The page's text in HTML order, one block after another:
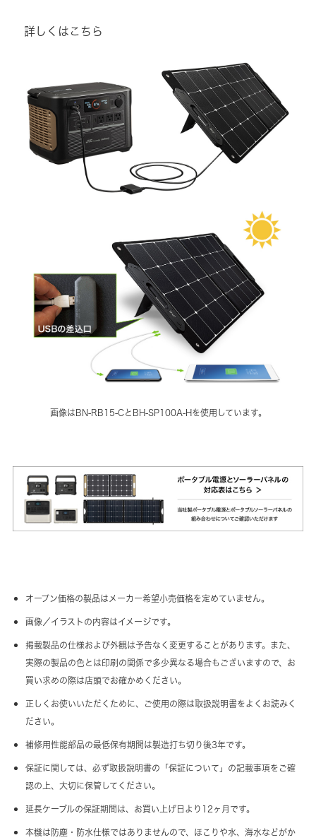
詳しくはこちら
画像はBN-RB15-CとBH-SP100A-Hを使用しています。
オープン価格の製品はメーカー希望小売価格を定めていません。
画像／イラストの内容はイメージです。
掲載製品の仕様および外観は予告なく変更することがあります。また、
実際の製品の色とは印刷の関係で多少異なる場合もございますので、お
買い求めの際は店頭でお確かめください。
正しくお使いいただくために、ご使用の際は取扱説明書をよくお読みく
ださい。
補修用性能部品の最低保有期間は製造打ち切り後3年です。
保証に関しては、必ず取扱説明書の「保証について」の記載事項をご確
認の上、大切に保管してください。
延長ケーブルの保証期間は、お買い上げ日より12ヶ月です。
本機は防塵・防水仕様ではありませんので、ほこりや水、海水などがか